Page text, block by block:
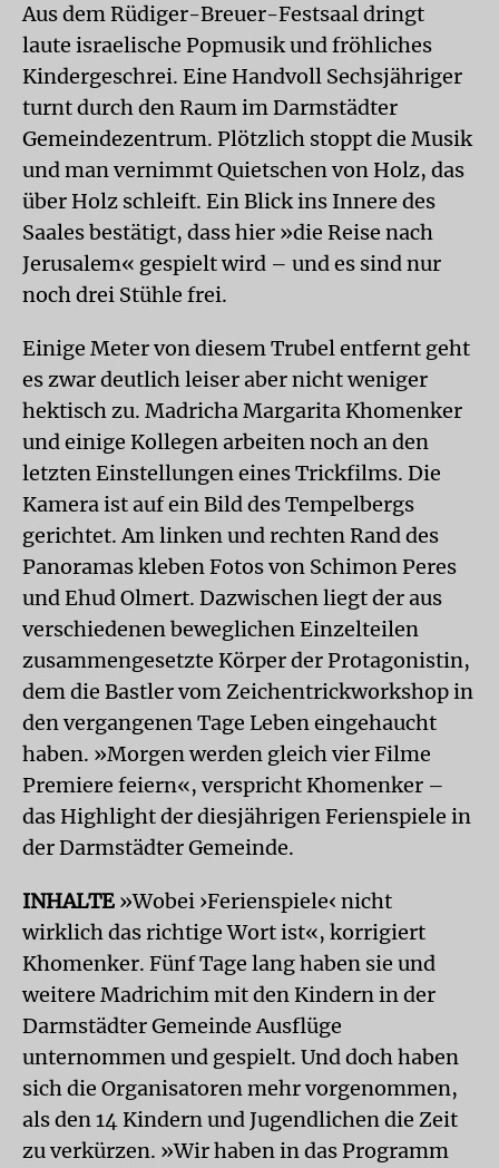
Aus dem Rüdiger-Breuer-Festsaal dringt
laute israelische Popmusik und fröhliches
Kindergeschrei. Eine Handvoll Sechsjähriger
turnt durch den Raum im Darmstädter
Gemeindezentrum. Plötzlich stoppt die Musik
und man vernimmt Quietschen von Holz, das
über Holz schleift. Ein Blick ins Innere des
Saales bestätigt, dass hier »die Reise nach
Jerusalem« gespielt wird – und es sind nur
noch drei Stühle frei.
Einige Meter von diesem Trubel entfernt geht
es zwar deutlich leiser aber nicht weniger
hektisch zu. Madricha Margarita Khomenker
und einige Kollegen arbeiten noch an den
letzten Einstellungen eines Trickfilms. Die
Kamera ist auf ein Bild des Tempelbergs
gerichtet. Am linken und rechten Rand des
Panoramas kleben Fotos von Schimon Peres
und Ehud Olmert. Dazwischen liegt der aus
verschiedenen beweglichen Einzelteilen
zusammengesetzte Körper der Protagonistin,
dem die Bastler vom Zeichentrickworkshop in
den vergangenen Tage Leben eingehaucht
haben. »Morgen werden gleich vier Filme
Premiere feiern«, verspricht Khomenker –
das Highlight der diesjährigen Ferienspiele in
der Darmstädter Gemeinde.
INHALTE »Wobei ›Ferienspiele‹ nicht
wirklich das richtige Wort ist«, korrigiert
Khomenker. Fünf Tage lang haben sie und
weitere Madrichim mit den Kindern in der
Darmstädter Gemeinde Ausflüge
unternommen und gespielt. Und doch haben
sich die Organisatoren mehr vorgenommen,
als den 14 Kindern und Jugendlichen die Zeit
zu verkürzen. »Wir haben in das Programm